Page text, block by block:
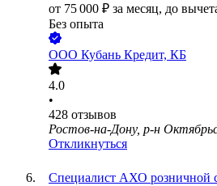
от 75 000 ₽ за месяц, до
Без опыта
ООО Кубань Кредит, КБ
4.0
•
428 отзывов
Ростов-на-Дону, р-н
Откликнуться
Специалист АХО розничной